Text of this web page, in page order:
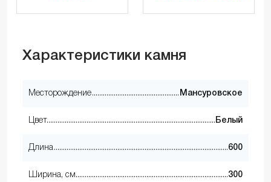
Характеристики камня
Месторождение Мансуровское
Цвет Белый
Длина 600
Ширина, см 300